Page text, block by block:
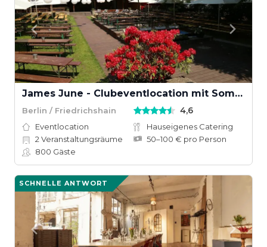
James June - Clubeventlocation mit Sommergarten
Berlin / Friedrichshain 4,6
Eventlocation
Hauseigenes Catering
2 Veranstaltungsräume
50–100 € pro Person
800 Gäste
SCHNELLE ANTWORT